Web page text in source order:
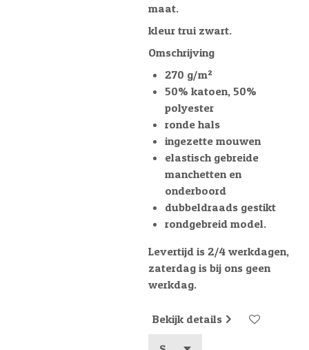
maat.
kleur trui zwart.
Omschrijving
270 g/m²
50% katoen, 50%
polyester
ronde hals
ingezette mouwen
elastisch gebreide
manchetten en
onderboord
dubbeldraads gestikt
rondgebreid model.
Levertijd is 2/4 werkdagen,
zaterdag is bij ons geen
werkdag.
Bekijk details